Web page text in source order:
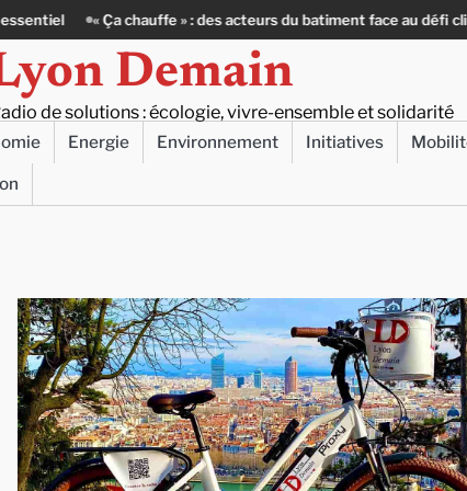
» : des acteurs du batiment face au défi climatique 80
Demain
de solutions : écologie, vivre-ensemble et solidarité
Energie Environnement Initiatives